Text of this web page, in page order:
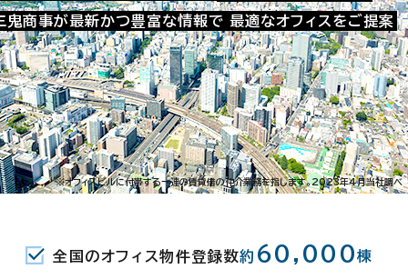
区榴岡2-5-5
駅(仙台市営東西線) 北1口 4分
鬼商事が最新かつ豊富な情報で 最適なオフィスをご提案
※オフィスビルに付帯する一連の賃貸借の仲介業務を指します。2023年4月当社調べ
全国のオフィス物件登録数約 60,000棟